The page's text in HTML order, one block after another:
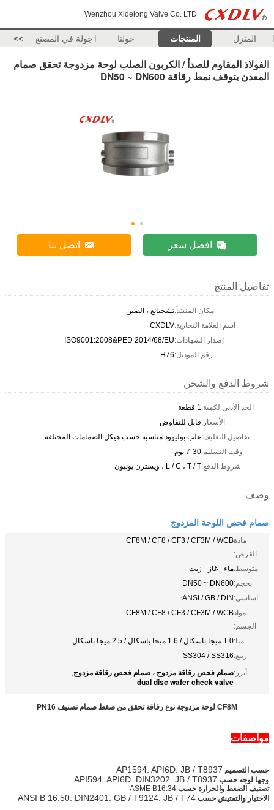
Wenzhou Xidelong Valve Co. LTD
المنزل المنتجات حولنا جولة في المصنع >>
الفولاذ المقاوم للصدأ / الكربون الصلب لوحة مزدوجة تحقق صمام
المعدن يتوقف نمط رقاقة DN50 ~ DN600
افضل سعر اتصل بنا
تفاصيل المنتج
مكان المنشأ:تشجيانغ ، الصين
اسم العلامة التجارية:CXDLV
إصدار الشهادات:ISO9001:2008&PED 2014/68/EU
رقم الموديل:H76
شروط الدفع والشحن
الحد الأدنى لكمية:1 قطعة
الأسعار:قابل للتفاوض
تفاصيل التغليف:علب بوليوود مناسبة حسب هيكل الصمامات المختلفة
وقت التسليم:7-30 يوم
شروط الدفع:L / C ، T / T ، ويسترن يونيون
وصف
صمام فحص اللوحة المزدوج
مادة
القرص:
CF8M / CF8 / CF3 / CF3M / WCB
متوسط:ماء - غاز - زيت
بحجم:DN50 ~ DN600
اساسي:ANSI / GB / DIN
مواد
الجسم:
CF8M / CF8 / CF3 / CF3M / WCB
مبا:1.0 ميجا باسكال / 1.6 ميجا باسكال / 2.5 ميجا باسكال
ربيع:SS304 / SS316
أبرز:صمام فحص رقاقة مزدوج ، صمام فحص رقاقة مزدوج,
dual disc wafer check valve
CF8M لوحة مزدوجة نوع رقاقة تحقق من ضغط صمام تصنيف PN16
مواصفات
حسب التصميم AP1594. API6D. JB / T8937
وجها لوجه حسب API594. API6D. DIN3202. JB / T8937
تصنيف الضغط والحرارة حسب
الاختبار والتفتيش حسب
ANSI B 16.50. DIN2401. GB / T9124. JB / T74